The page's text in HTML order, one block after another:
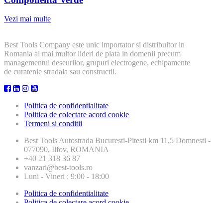
Vezi mai multe
Best Tools Company este unic importator si distribuitor in
Romania al mai multor lideri de piata in domenii precum
managementul deseurilor, grupuri electrogene, echipamente
de curatenie stradala sau constructii.
Politica de confidentialitate
Politica de colectare acord cookie
Termeni si conditii
Best Tools Autostrada Bucuresti-Pitesti km 11,5 Domnesti -
077090, Ilfov, ROMANIA
+40 21 318 36 87
vanzari@best-tools.ro
Luni - Vineri : 9:00 - 18:00
Politica de confidentialitate